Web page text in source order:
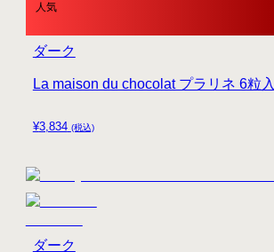
人気
¥3,834 (税込)
La maison du chocolat プラリネ 6粒入
ダーク
ダーク